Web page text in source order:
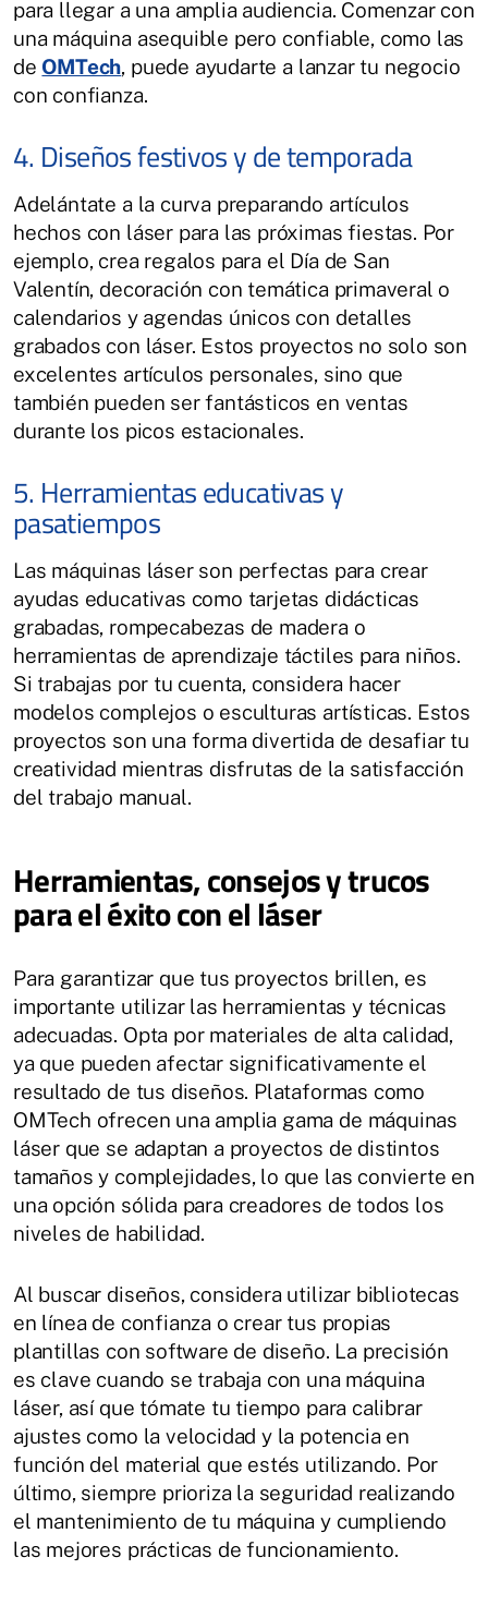
para llegar a una amplia audiencia. Comenzar con
una máquina asequible pero confiable, como las
de OMTech, puede ayudarte a lanzar tu negocio
con confianza.
4. Diseños festivos y de temporada
Adelántate a la curva preparando artículos
hechos con láser para las próximas fiestas. Por
ejemplo, crea regalos para el Día de San
Valentín, decoración con temática primaveral o
calendarios y agendas únicos con detalles
grabados con láser. Estos proyectos no solo son
excelentes artículos personales, sino que
también pueden ser fantásticos en ventas
durante los picos estacionales.
5. Herramientas educativas y
pasatiempos
Las máquinas láser son perfectas para crear
ayudas educativas como tarjetas didácticas
grabadas, rompecabezas de madera o
herramientas de aprendizaje táctiles para niños.
Si trabajas por tu cuenta, considera hacer
modelos complejos o esculturas artísticas. Estos
proyectos son una forma divertida de desafiar tu
creatividad mientras disfrutas de la satisfacción
del trabajo manual.
Herramientas, consejos y trucos
para el éxito con el láser
Para garantizar que tus proyectos brillen, es
importante utilizar las herramientas y técnicas
adecuadas. Opta por materiales de alta calidad,
ya que pueden afectar significativamente el
resultado de tus diseños. Plataformas como
OMTech ofrecen una amplia gama de máquinas
láser que se adaptan a proyectos de distintos
tamaños y complejidades, lo que las convierte en
una opción sólida para creadores de todos los
niveles de habilidad.
Al buscar diseños, considera utilizar bibliotecas
en línea de confianza o crear tus propias
plantillas con software de diseño. La precisión
es clave cuando se trabaja con una máquina
láser, así que tómate tu tiempo para calibrar
ajustes como la velocidad y la potencia en
función del material que estés utilizando. Por
último, siempre prioriza la seguridad realizando
el mantenimiento de tu máquina y cumpliendo
las mejores prácticas de funcionamiento.